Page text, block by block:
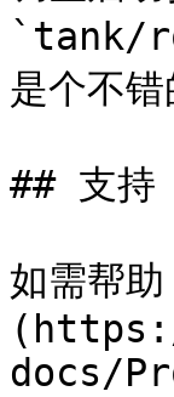
`tank/
是个不错
## 支持
如需帮
docs/